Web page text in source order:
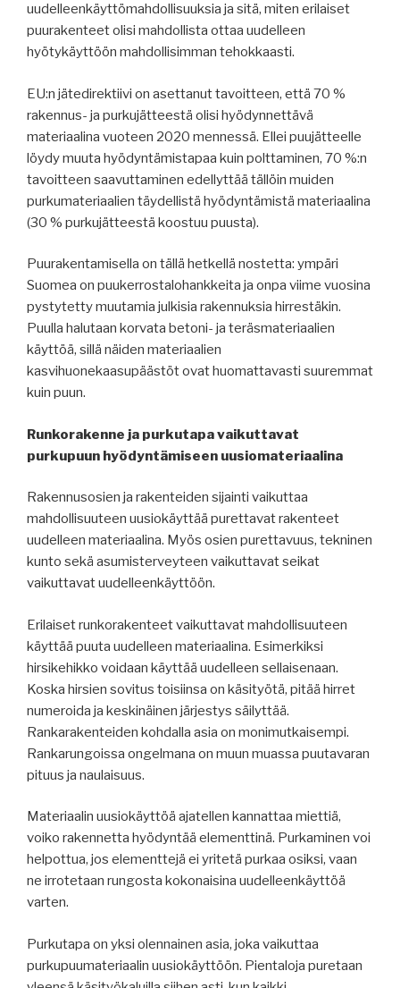
uudelleenkäyttömahdollisuuksia ja sitä, miten erilaiset
puurakenteet olisi mahdollista ottaa uudelleen
hyötykäyttöön mahdollisimman tehokkaasti.
EU:n jätedirektiivi on asettanut tavoitteen, että 70 %
rakennus- ja purkujätteestä olisi hyödynnettävä
materiaalina vuoteen 2020 mennessä. Ellei puujätteelle
löydy muuta hyödyntämistapaa kuin polttaminen, 70 %:n
tavoitteen saavuttaminen edellyttää tällöin muiden
purkumateriaalien täydellistä hyödyntämistä materiaalina
(30 % purkujätteestä koostuu puusta).
Puurakentamisella on tällä hetkellä nostetta: ympäri
Suomea on puukerrostalohankkeita ja onpa viime vuosina
pystytetty muutamia julkisia rakennuksia hirrestäkin.
Puulla halutaan korvata betoni- ja teräsmateriaalien
käyttöä, sillä näiden materiaalien
kasvihuonekaasupäästöt ovat huomattavasti suuremmat
kuin puun.
Runkorakenne ja purkutapa vaikuttavat
purkupuun hyödyntämiseen uusiomateriaalina
Rakennusosien ja rakenteiden sijainti vaikuttaa
mahdollisuuteen uusiokäyttää purettavat rakenteet
uudelleen materiaalina. Myös osien purettavuus, tekninen
kunto sekä asumisterveyteen vaikuttavat seikat
vaikuttavat uudelleenkäyttöön.
Erilaiset runkorakenteet vaikuttavat mahdollisuuteen
käyttää puuta uudelleen materiaalina. Esimerkiksi
hirsikehikko voidaan käyttää uudelleen sellaisenaan.
Koska hirsien sovitus toisiinsa on käsityötä, pitää hirret
numeroida ja keskinäinen järjestys säilyttää.
Rankarakenteiden kohdalla asia on monimutkaisempi.
Rankarungoissa ongelmana on muun muassa puutavaran
pituus ja naulaisuus.
Materiaalin uusiokäyttöä ajatellen kannattaa miettiä,
voiko rakennetta hyödyntää elementtinä. Purkaminen voi
helpottua, jos elementtejä ei yritetä purkaa osiksi, vaan
ne irrotetaan rungosta kokonaisina uudelleenkäyttöä
varten.
Purkutapa on yksi olennainen asia, joka vaikuttaa
purkupuumateriaalin uusiokäyttöön. Pientaloja puretaan